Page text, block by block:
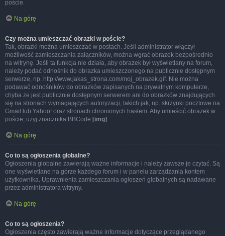
poście.
Na górę
Czy można umieszczać obrazki w poście?
Tak, obrazki można umieszczać w postach. Jeśli administrator włączył
możliwość zamieszczania załączników, można wgrać obrazek bezpośrednio
na witrynę. Jeśli ta funkcja nie działa, aby obrazek był wyświetlany na forum,
należy podać odnośnik do obrazka umieszczonego na publicznie dostępnym
serwerze, np. http://www.jakas_strona.com/moj_obrazek.gif. Nie można
podawać odnośników do obrazków zapisanych na prywatnym komputerze,
chyba że jest publicznie dostępnym serwerem ani do obrazków znajdujących
się na stronach wymagających autoryzacji, takich jak, np. skrzynki pocztowe na
Gmail lub Yahoo! oraz stronach chronionych hasłem. Aby umieścić obrazek w
poście, użyj znacznika BBCode [img] .
Na górę
Co to są ogłoszenia globalne?
Ogłoszenia globalne zawierają ważne informacje i należy zawsze je czytać. Są
one wyświetlane na górze każdego forum i w panelu zarządzania kontem
użytkownika. Uprawnienia zamieszczania ogłoszeń globalnych są nadawane
przez administratora witryny.
Na górę
Co to są ogłoszenia?
Ogłoszenia często zawierają ważne informacje dotyczące przeglądanego